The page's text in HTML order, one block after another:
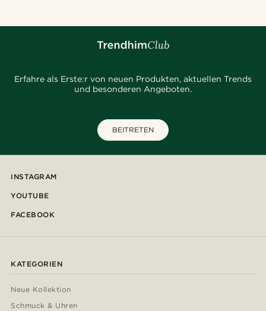
Erfahre als Erste:r von neuen Produkten, aktuellen Trends
und besonderen Angeboten.
BEITRETEN
INSTAGRAM
YOUTUBE
FACEBOOK
KATEGORIEN
Neue Kollektion
Schmuck & Uhren